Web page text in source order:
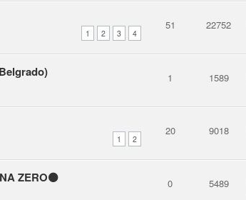
1 2 3 4
51 22752
1 1589
1 2
20 9018
ZERO⚫ 0 5489